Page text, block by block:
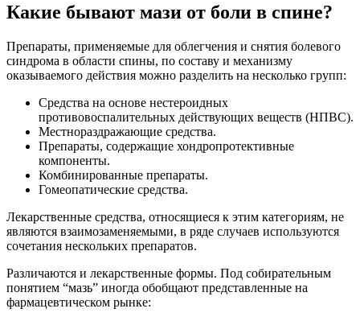
Какие бывают мази от боли в спине?
Препараты, применяемые для облегчения и снятия болевого
синдрома в области спины, по составу и механизму
оказываемого действия можно разделить на несколько групп:
Средства на основе нестероидных
противовоспалительных действующих веществ (НПВС).
Местнораздражающие средства.
Препараты, содержащие хондропротективные
компоненты.
Комбинированные препараты.
Гомеопатические средства.
Лекарственные средства, относящиеся к этим категориям, не
являются взаимозаменяемыми, в ряде случаев используются
сочетания нескольких препаратов.
Различаются и лекарственные формы. Под собирательным
понятием “мазь” иногда обобщают представленные на
фармацевтическом рынке: